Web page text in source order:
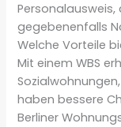
gegebenenfalls
Welche Vorteile
Mit einem WBS
haben bessere
Berliner